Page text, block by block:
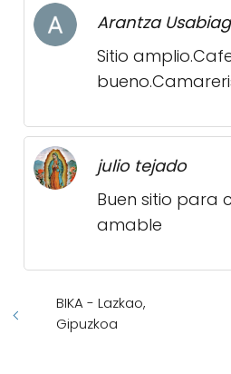
Arantza
Sitio
julio tejado
Buen sitio para
amable
BIKA - Lazkao,
Gipuzkoa